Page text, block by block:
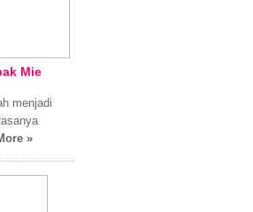
Mie
menjadi
»